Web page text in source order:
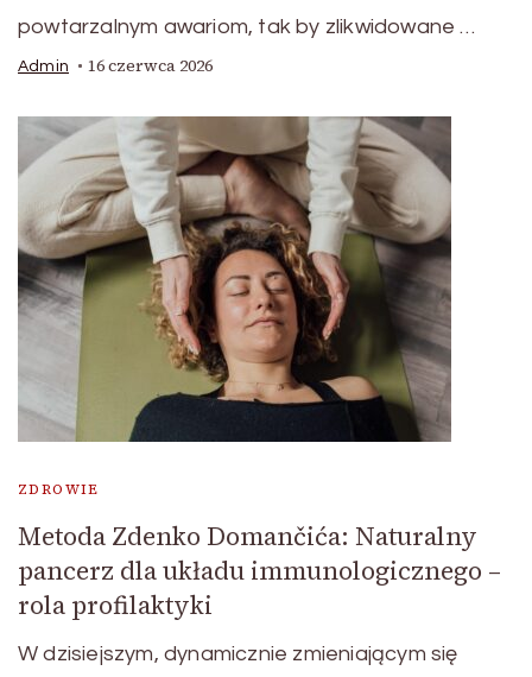
powtarzalnym awariom, tak by zlikwidowane …
Admin 16 czerwca 2026
ZDROWIE
Metoda Zdenko Domančića: Naturalny
pancerz dla układu immunologicznego –
rola profilaktyki
W dzisiejszym, dynamicznie zmieniającym się